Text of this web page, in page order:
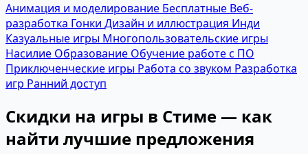
Анимация и моделирование Бесплатные Веб-
разработка Гонки Дизайн и иллюстрация Инди
Казуальные игры Многопользовательские игры
Насилие Образование Обучение работе с ПО
Приключенческие игры Работа со звуком Разработка
игр Ранний доступ
Скидки на игры в Стиме — как
найти лучшие предложения